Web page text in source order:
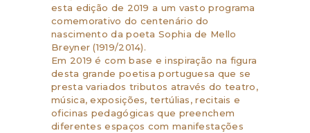
esta edição de 2019 a um vasto programa
comemorativo do centenário do
nascimento da poeta Sophia de Mello
Breyner (1919/2014).
Em 2019 é com base e inspiração na figura
desta grande poetisa portuguesa que se
presta variados tributos através do teatro,
música, exposições, tertúlias, recitais e
oficinas pedagógicas que preenchem
diferentes espaços com manifestações